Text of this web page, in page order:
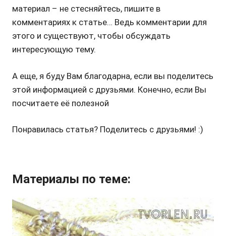
материал – не стесняйтесь, пишите в
комментариях к статье… Ведь комментарии для
этого и существуют, чтобы обсуждать
интересующую тему.
А еще, я буду Вам благодарна, если вы поделитесь
этой информацией с друзьями. Конечно, если Вы
посчитаете её полезной
Понравилась статья? Поделитесь с друзьями! :)
Материалы по теме: